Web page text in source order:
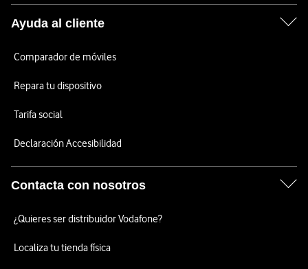
Ayuda al cliente
Comparador de móviles
Repara tu dispositivo
Tarifa social
Declaración Accesibilidad
Contacta con nosotros
¿Quieres ser distribuidor Vodafone?
Localiza tu tienda física